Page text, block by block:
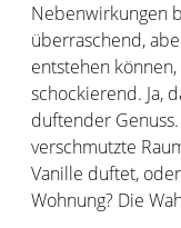
Nebenwirkungen
überraschend,
entstehen
schockierend. Ja,
duftender
verschmutzte
Vanille duftet,
Wohnung? Die